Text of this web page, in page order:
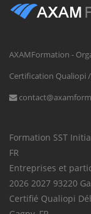
CDI
familiale
94170 Marne
jours
CDD
affaires et
Marne, Île-de-
Aide-soignant /
soignante Aide
AXAMFormation -
Certification Qualiopi
Formation SST
FR
Entreprises et
2026 2027 93220
Certifié Qualiopi